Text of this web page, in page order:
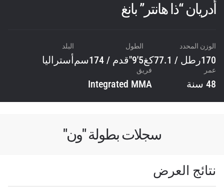
أدريان “ذا هانتر” بانغ
الوزن المحدد
170رطل / 77.1كغ
الطول
5'9"قدم / 174سم
البلد
أستراليا
عمر
48 سنة
فريق
Integrated MMA
سجلات بطولة "ون"
نتائج العرض